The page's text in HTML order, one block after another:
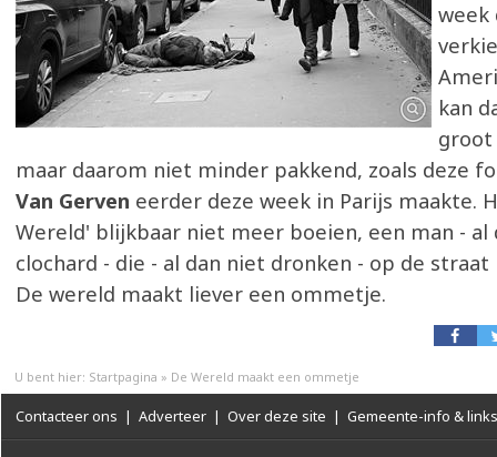
week
kan
groot
maar daarom niet minder pakkend, zoals deze
Van Gerven eerder deze week in Parijs maakte.
Wereld' blijkbaar niet meer boeien, een man - al
clochard - die - al dan niet dronken - op de
De wereld maakt liever een ommetje.
U bent hier: Startpagina » De Wereld maakt een ommetje
Contacteer ons | Adverteer | Over deze site | Gemeente-info & links